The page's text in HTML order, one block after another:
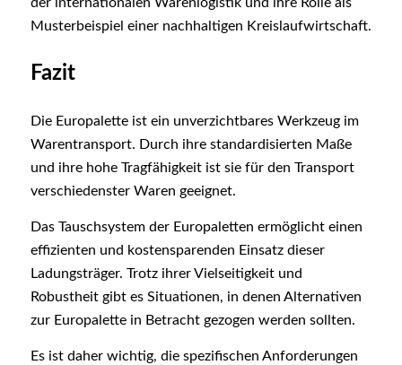
Musterbeispiel einer nachhaltigen Kreislaufwirtschaft.
Fazit
Die Europalette ist ein unverzichtbares Werkzeug im
Warentransport. Durch ihre standardisierten Maße
und ihre hohe Tragfähigkeit ist sie für den Transport
verschiedenster Waren geeignet.
Das Tauschsystem der Europaletten ermöglicht einen
effizienten und kostensparenden Einsatz dieser
Ladungsträger. Trotz ihrer Vielseitigkeit und
Robustheit gibt es Situationen, in denen Alternativen
zur Europalette in Betracht gezogen werden sollten.
Es ist daher wichtig, die spezifischen Anforderungen